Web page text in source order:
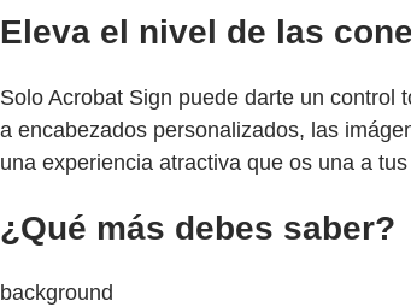
Eleva el nivel de las
Solo Acrobat Sign puede darte un control
a encabezados personalizados, las
una experiencia atractiva que os una a
¿Qué más debes saber?
background